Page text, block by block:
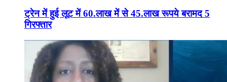
ट्रेन में हुई लूट में 60.लाख में से 45.लाख रूपये बरामद 5
गिरफ्तार